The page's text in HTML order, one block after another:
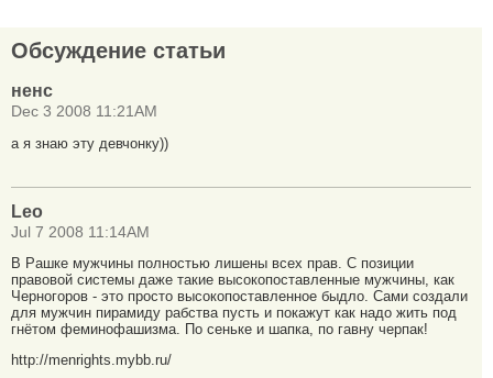
Обсуждение статьи
ненс
Dec 3 2008 11:21AM
а я знаю эту девчонку))
Leo
Jul 7 2008 11:14AM
В Рашке мужчины полностью лишены всех прав. С позиции
правовой системы даже такие высокопоставленные мужчины, как
Черногоров - это просто высокопоставленное быдло. Сами создали
для мужчин пирамиду рабства пусть и покажут как надо жить под
гнётом феминофашизма. По сеньке и шапка, по гавну черпак!
http://menrights.mybb.ru/